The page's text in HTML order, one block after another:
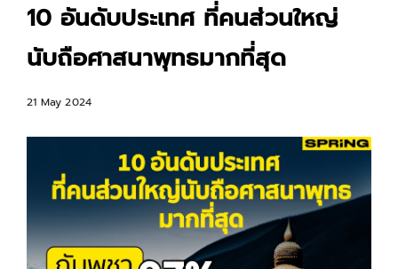
10 อันดับประเทศ ที่คนส่วนใหญ่
นับถือศาสนาพุทธมากที่สุด
21 May 2024